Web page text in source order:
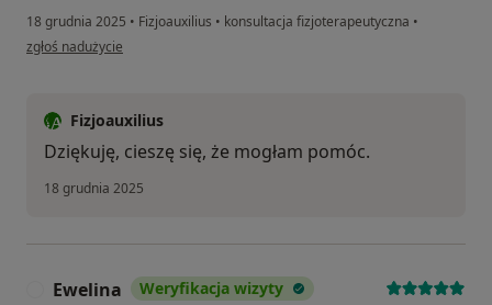
18 grudnia 2025 • Fizjoauxilius • konsultacja fizjoterapeutyczna •
w opinii użytkownika KK
zgłoś nadużycie
Fizjoauxilius
Dziękuję, cieszę się, że mogłam pomóc.
18 grudnia 2025
Ewelina Weryfikacja wizyty